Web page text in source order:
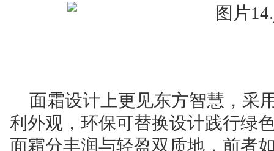
面霜设计上更见东方智慧，采
利外观，环保可替换设计践行绿
面霜分丰润与轻盈双质地，前者